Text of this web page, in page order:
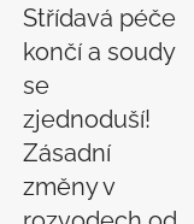
Střídavá péče
končí a soudy
se
zjednoduší!
Zásadní
změny v